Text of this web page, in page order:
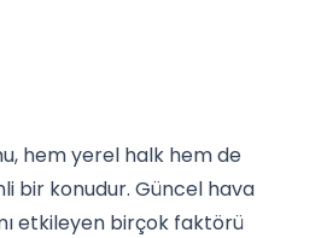
hem yerel halk hem de
bir konudur. Güncel hava
etkileyen birçok faktörü